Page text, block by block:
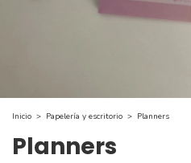
Inicio > Papelería y escritorio > Planners
Planners